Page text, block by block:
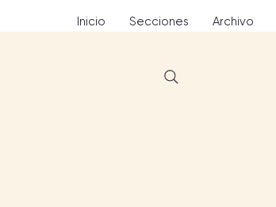
Inicio Secciones Archivo